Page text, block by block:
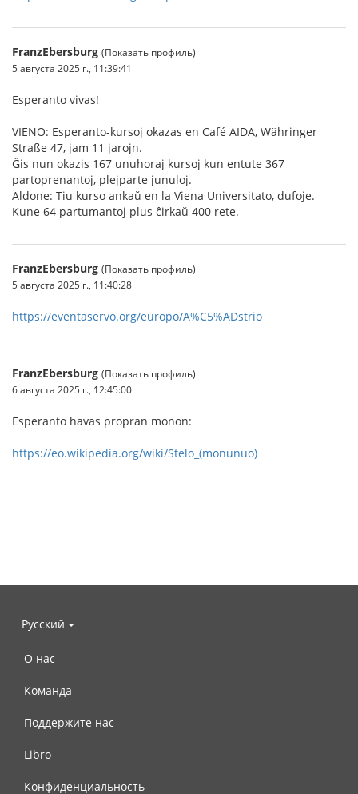
FranzEbersburg (Показать профиль)
5 августа 2025 г., 11:39:41
Esperanto vivas!
VIENO: Esperanto-kursoj okazas en Café AIDA, Währinger
Straße 47, jam 11 jarojn.
Ĝis nun okazis 167 unuhoraj kursoj kun entute 367
partoprenantoj, plejparte junuloj.
Aldone: Tiu kurso ankaŭ en la Viena Universitato, dufoje.
Kune 64 partumantoj plus ĉirkaŭ 400 rete.
FranzEbersburg (Показать профиль)
5 августа 2025 г., 11:40:28
https://eventaservo.org/europo/A%C5%ADstrio
FranzEbersburg (Показать профиль)
6 августа 2025 г., 12:45:00
Esperanto havas propran monon:
https://eo.wikipedia.org/wiki/Stelo_(monunuo)
Русский
О нас
Команда
Поддержите нас
Libro
Конфиденциальность